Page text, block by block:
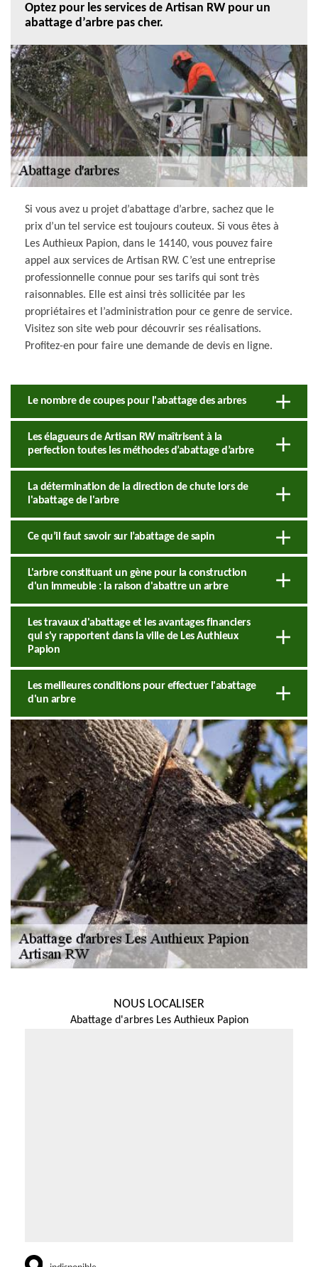
Optez pour les services de Artisan RW pour un
abattage d’arbre pas cher.
Si vous avez u projet d’abattage d’arbre, sachez que le
prix d’un tel service est toujours couteux. Si vous êtes à
Les Authieux Papion, dans le 14140, vous pouvez faire
appel aux services de Artisan RW. C’est une entreprise
professionnelle connue pour ses tarifs qui sont très
raisonnables. Elle est ainsi très sollicitée par les
propriétaires et l’administration pour ce genre de service.
Visitez son site web pour découvrir ses réalisations.
Profitez-en pour faire une demande de devis en ligne.
Le nombre de coupes pour l'abattage des arbres
Les élagueurs de Artisan RW maîtrisent à la
perfection toutes les méthodes d’abattage d’arbre
La détermination de la direction de chute lors de
l'abattage de l'arbre
Ce qu’il faut savoir sur l’abattage de sapin
L'arbre constituant un gène pour la construction
d'un immeuble : la raison d'abattre un arbre
Les travaux d'abattage et les avantages financiers
qui s'y rapportent dans la ville de Les Authieux
Papion
Les meilleures conditions pour effectuer l'abattage
d'un arbre
NOUS LOCALISER
Abattage d'arbres Les Authieux Papion